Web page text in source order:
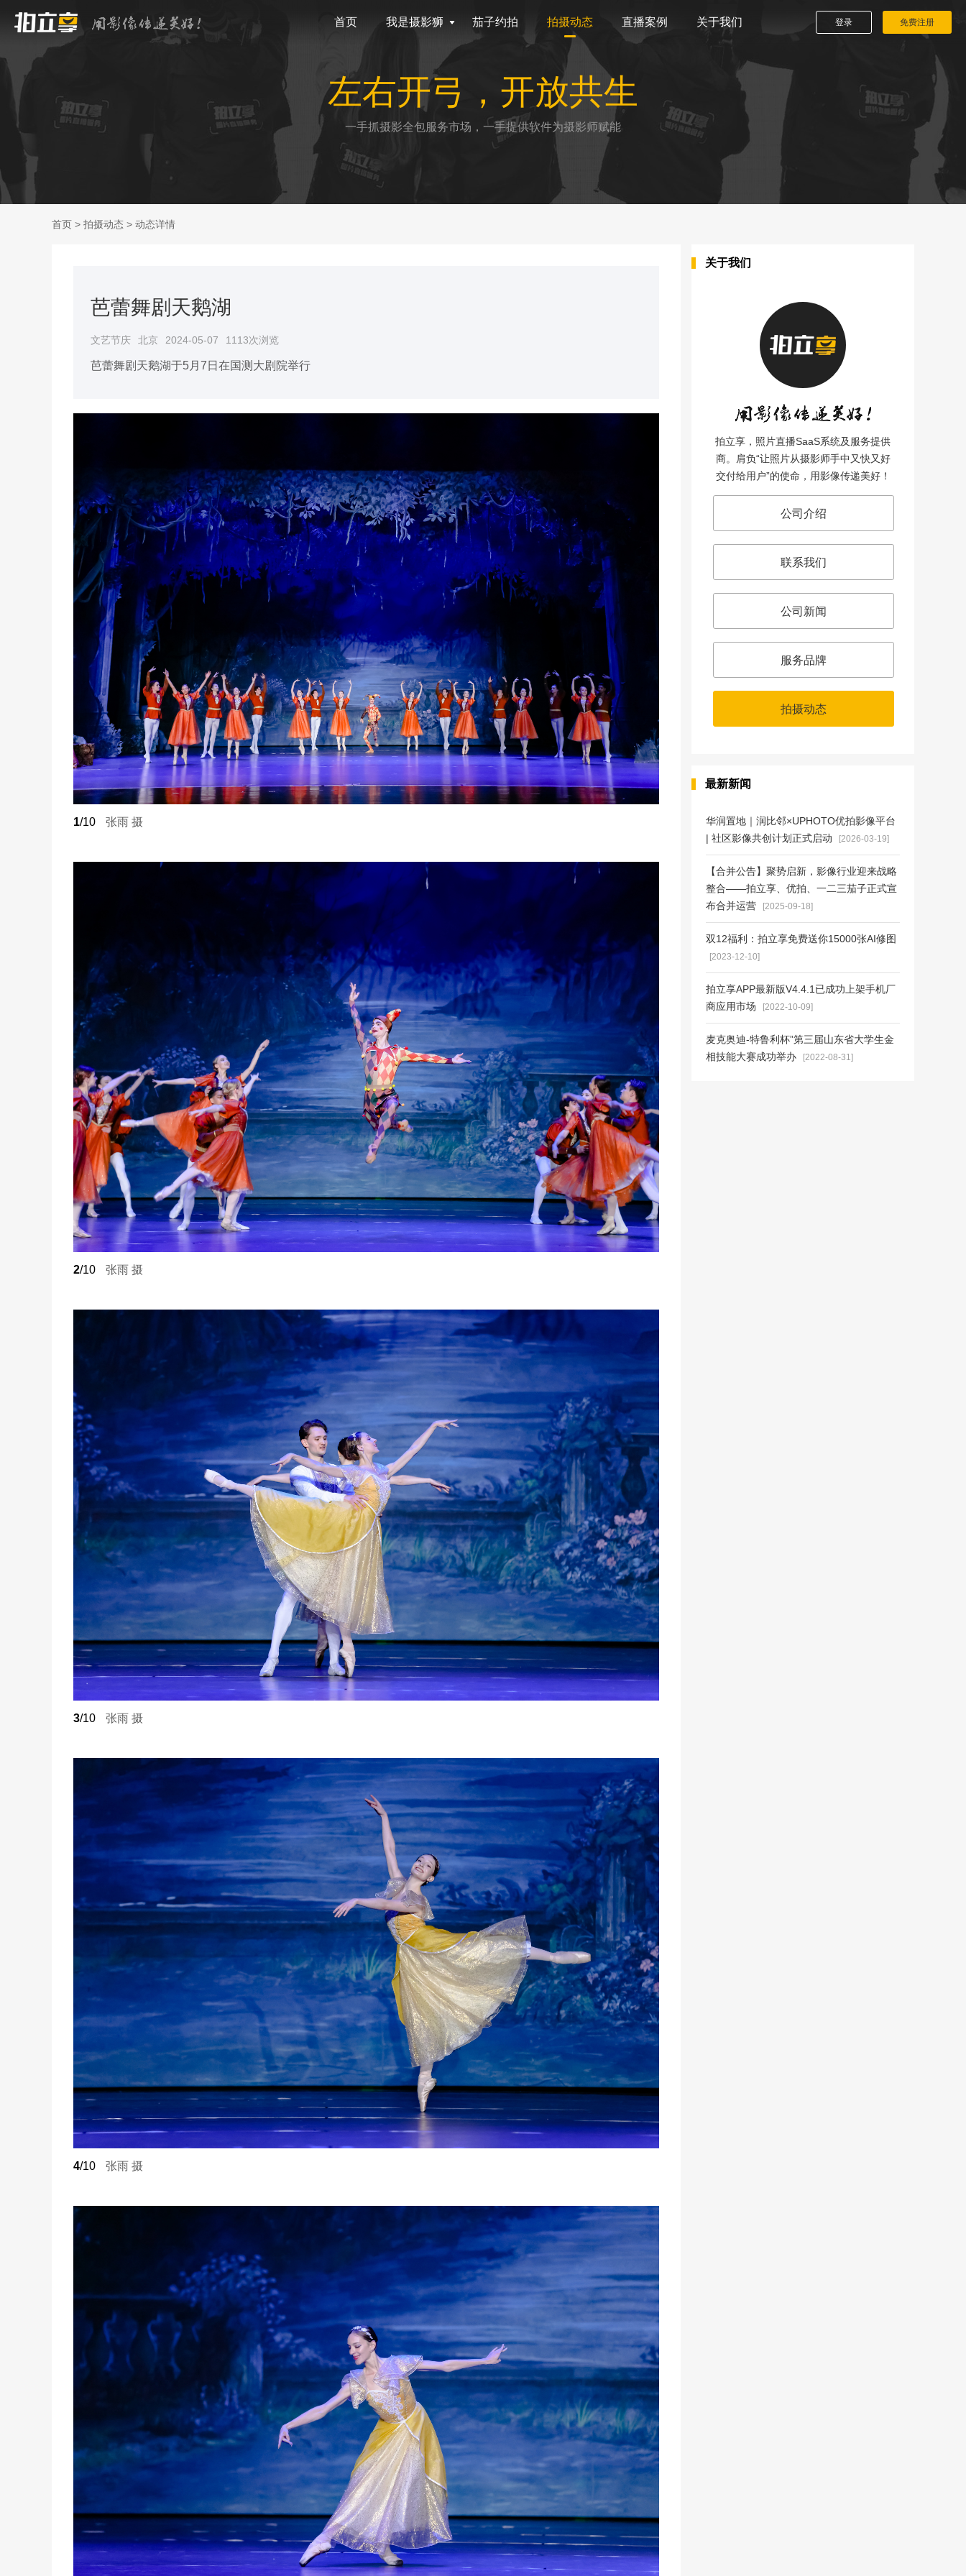
首页 我是摄影狮 茄子约拍 拍摄动态 直播案例 关于我们 登录 免费注册
左右开弓，开放共生
一手抓摄影全包服务市场，一手提供软件为摄影师赋能
首页 > 拍摄动态 > 动态详情
芭蕾舞剧天鹅湖
文艺节庆 北京 2024-05-07 1113次浏览
芭蕾舞剧天鹅湖于5月7日在国测大剧院举行
1/10 张雨 摄
2/10 张雨 摄
3/10 张雨 摄
4/10 张雨 摄
关于我们
拍立享，照片直播SaaS系统及服务提供
商。肩负“让照片从摄影师手中又快又好
交付给用户”的使命，用影像传递美好！
公司介绍
联系我们
公司新闻
服务品牌
拍摄动态
最新新闻
华润置地｜润比邻×UPHOTO优拍影像平台
| 社区影像共创计划正式启动
[2026-03-19]
【合并公告】聚势启新，影像行业迎来战略
整合——拍立享、优拍、一二三茄子正式宣
布合并运营
[2025-09-18]
双12福利：拍立享免费送你15000张AI修图
[2023-12-10]
拍立享APP最新版V4.4.1已成功上架手机厂
商应用市场
[2022-10-09]
麦克奥迪-特鲁利杯”第三届山东省大学生金
相技能大赛成功举办
[2022-08-31]